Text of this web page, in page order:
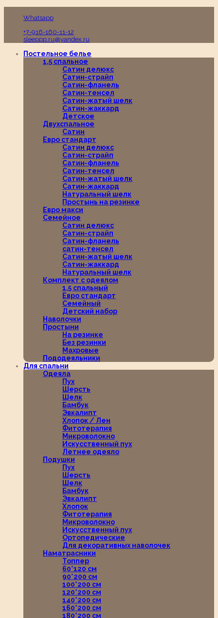
Whatsapp
+7-916-160-11-12
sleeppp.ru@yandex.ru
Постельное белье
1,5 спальное
Сатин делюкс
Сатин-страйп
Сатин-фланель
Сатин-тенсел
Сатин-жатый шелк
Сатин-жаккард
Детское
Двухспальное
Сатин
Евро стандарт
Сатин делюкс
Сатин-страйп
Сатин-фланель
Сатин-тенсел
Сатин-жатый шелк
Сатин-жаккард
Натуральный шелк
Простынь на резинке
Евро макси
Семейное
Сатин делюкс
Сатин-страйп
Сатин-фланель
сатин-тенсел
Сатин-жатый шелк
Сатин-жаккард
Натуральный шелк
Комплект с одеялом
1,5 спальный
Евро стандарт
Семейный
Детский набор
Наволочки
Простыни
На резинке
Без резинки
Махровые
Пододеяльники
Для спальни
Одеяла
Пух
Шерсть
Шелк
Бамбук
Эвкалипт
Хлопок / Лен
Фитотерапия
Микроволокно
Искусственный пух
Летнее одеяло
Подушки
Пух
Шерсть
Шелк
Бамбук
Эвкалипт
Хлопок
Фитотерапия
Микроволокно
Искусственный пух
Ортопедические
Для декоративных наволочек
Наматрасники
Топпер
60*120 см
90*200 см
100*200 см
120*200 см
140*200 см
160*200 см
180*200 см